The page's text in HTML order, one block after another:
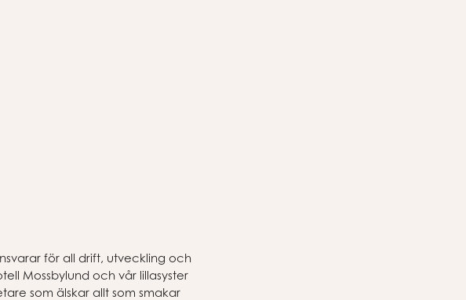
för all drift, utveckling och
Mossbylund och vår lillasyster
som älskar allt som smakar